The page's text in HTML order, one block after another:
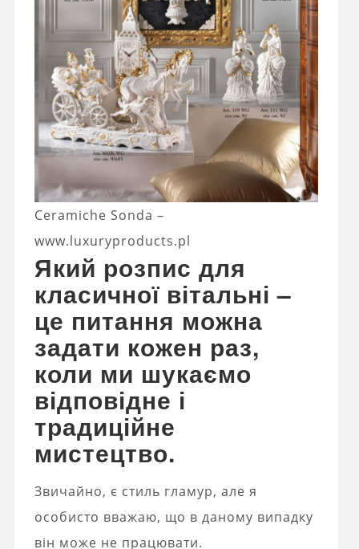
Ceramiche Sonda –
www.luxuryproducts.pl
Який розпис для
класичної вітальні –
це питання можна
задати кожен раз,
коли ми шукаємо
відповідне і
традиційне
мистецтво.
Звичайно, є стиль гламур, але я
особисто вважаю, що в даному випадку
він може не працювати.